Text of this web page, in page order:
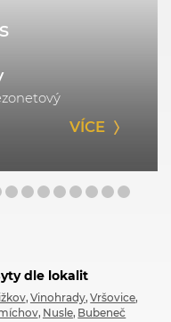
VÍCE
dle lokalit
Vinohrady Vršovice
Nusle Bubeneč